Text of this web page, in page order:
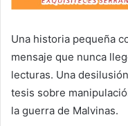
Una historia pequeña
mensaje que nunca
lecturas. Una
tesis sobre
la guerra de Malvinas.